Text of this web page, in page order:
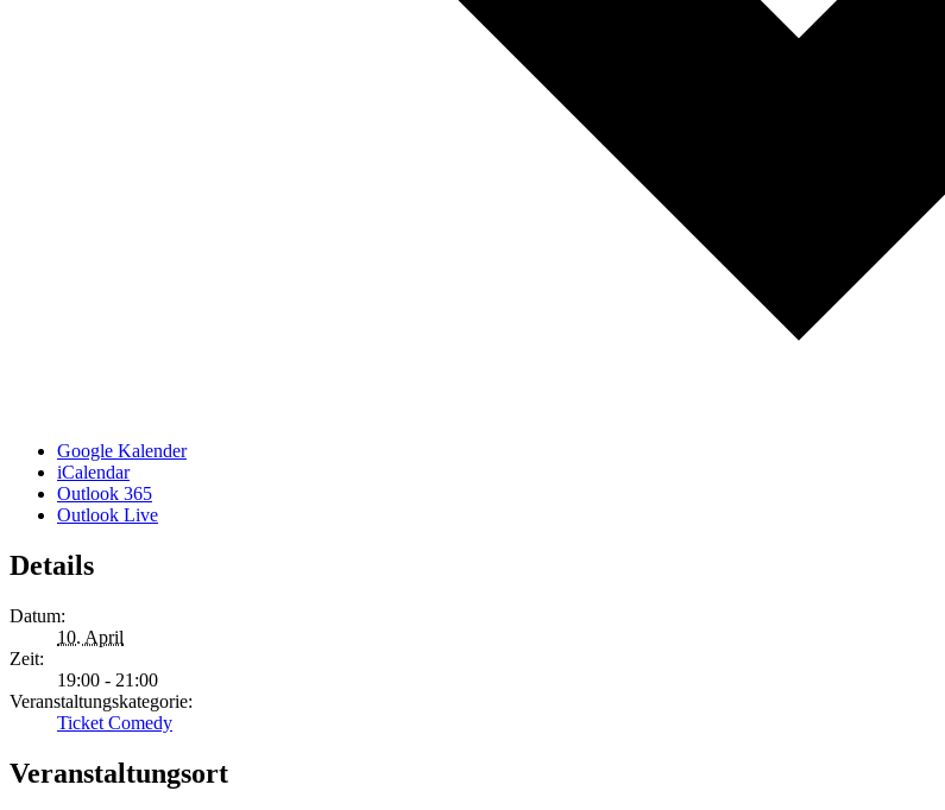
Google Kalender
iCalendar
Outlook 365
Outlook Live
Details
Datum:
10. April
Zeit:
19:00 - 21:00
Veranstaltungskategorie:
Ticket Comedy
Veranstaltungsort